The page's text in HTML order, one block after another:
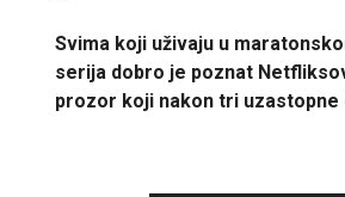
Svima koji uživaju u
serija dobro je poznat
prozor koji nakon tri uzastopne